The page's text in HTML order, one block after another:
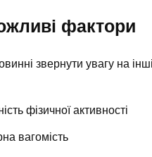
фактори
звернути увагу на
фізичної активності
вагомість